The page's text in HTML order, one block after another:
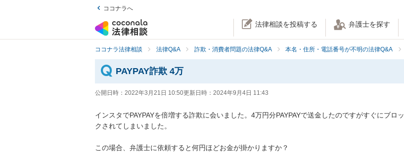
ココナラへ
法律相談を投稿する 弁護士を探す
ココナラ法律相談 法律Q&A 詐欺・消費者問題の法律Q&A 本名・住所・電話番号が不明の法律Q&A
PAYPAY詐欺 4万
公開日時： 2022年3月21日 10:50更新日時： 2024年9月4日 11:43
インスタでPAYPAYを倍増する詐欺に会いました。4万円分PAYPAYで送金したのですがすぐにブロッ
クされてしまいました。
この場合、弁護士に依頼すると何円ほどお金が掛かりますか？